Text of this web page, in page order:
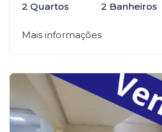
2 Quartos 2 Banheiros
Mais informações